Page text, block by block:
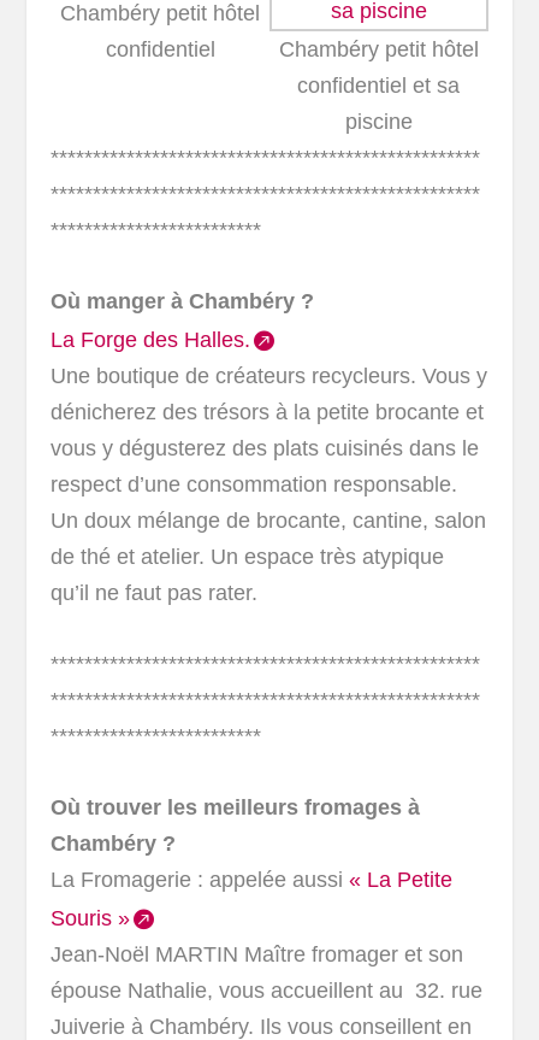
Chambéry petit hôtel
confidentiel
Chambéry petit hôtel
confidentiel et sa
piscine
***************************************************
***************************************************
*************************
Où manger à Chambéry ?
La Forge des Halles.
Une boutique de créateurs recycleurs. Vous y
dénicherez des trésors à la petite brocante et
vous y dégusterez des plats cuisinés dans le
respect d’une consommation responsable.
Un doux mélange de brocante, cantine, salon
de thé et atelier. Un espace très atypique
qu’il ne faut pas rater.
***************************************************
***************************************************
*************************
Où trouver les meilleurs fromages à
Chambéry ?
La Fromagerie : appelée aussi« La Petite
Souris »
Jean-Noël MARTIN Maître fromager et son
épouse Nathalie, vous accueillent au 32. rue
Juiverie à Chambéry. Ils vous conseillent en